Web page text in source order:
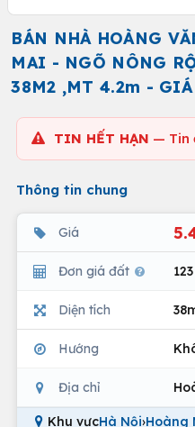
BÁN NHÀ HOÀNG
MAI - NGÕ NÔNG
38M2 ,MT 4.2m -
TIN HẾT HẠN — Tin
Thông tin chung
Giá
Đơn giá đất
Diện tích
Hướng
Địa chỉ
Khu vựcHà Nội›Hoàng